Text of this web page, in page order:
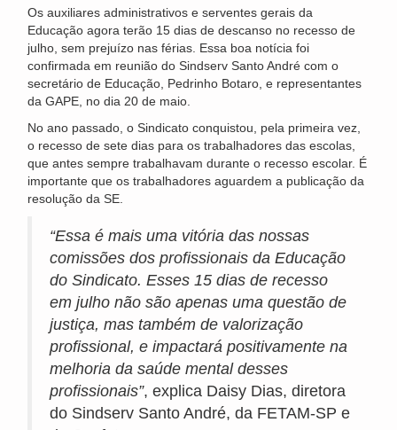
Os auxiliares administrativos e serventes gerais da
Educação agora terão 15 dias de descanso no recesso de
julho, sem prejuízo nas férias. Essa boa notícia foi
confirmada em reunião do Sindserv Santo André com o
secretário de Educação, Pedrinho Botaro, e representantes
da GAPE, no dia 20 de maio.
No ano passado, o Sindicato conquistou, pela primeira vez,
o recesso de sete dias para os trabalhadores das escolas,
que antes sempre trabalhavam durante o recesso escolar. É
importante que os trabalhadores aguardem a publicação da
resolução da SE.
“Essa é mais uma vitória das nossas
comissões dos profissionais da Educação
do Sindicato. Esses 15 dias de recesso
em julho não são apenas uma questão de
justiça, mas também de valorização
profissional, e impactará positivamente na
melhoria da saúde mental desses
profissionais”, explica Daisy Dias, diretora
do Sindserv Santo André, da FETAM-SP e